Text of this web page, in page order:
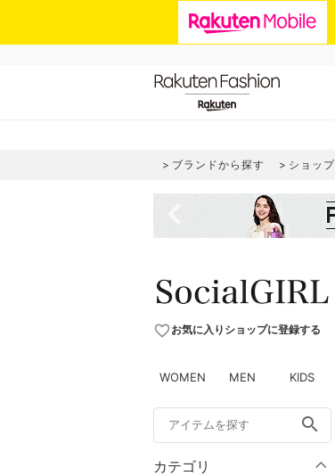
ブランドから探す ショッ
favorite_borderお気に入りショップに登録する
WOMEN MEN KIDS
search
カテゴリ